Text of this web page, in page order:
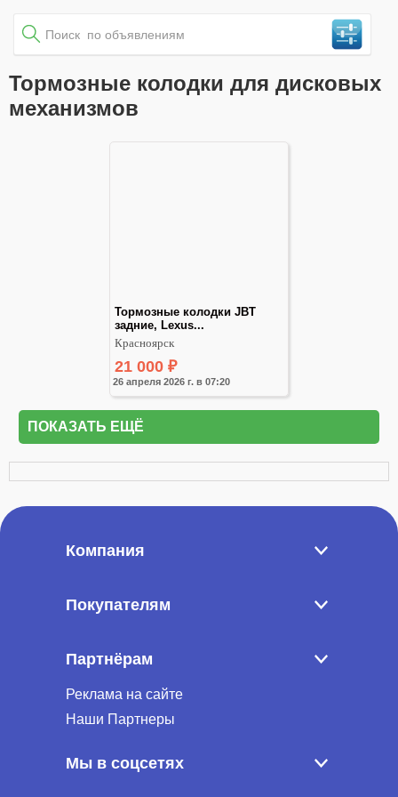
Тормозные колодки для дисковых
механизмов
26 апреля 2026 г. в 07:20
Тормозные колодки JBT
задние, Lexus...
Красноярск
21 000 ₽
ПОКАЗАТЬ ЕЩЁ
Компания
Покупателям
Партнёрам
Реклама на сайте
Наши Партнеры
Мы в соцсетях